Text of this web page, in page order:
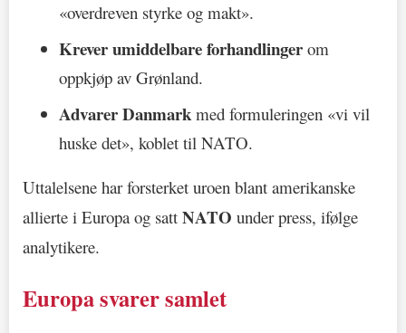
«overdreven styrke og makt».
Krever umiddelbare forhandlinger om
oppkjøp av Grønland.
Advarer Danmarkmed formuleringen «vi vil
huske det», koblet til NATO.
Uttalelsene har forsterket uroen blant amerikanske
allierte i Europa og satt NATO under press, ifølge
analytikere.
Europa svarer samlet